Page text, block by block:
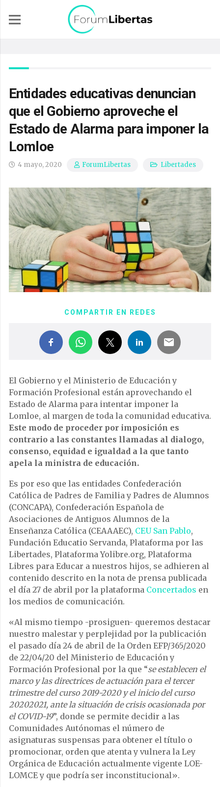
Entidades educativas denuncian
que el Gobierno aproveche el
Estado de Alarma para imponer la
Lomloe
4 mayo, 2020 ForumLibertas Libertades
COMPARTIR EN REDES
El Gobierno y el Ministerio de Educación y
Formación Profesional están aprovechando el
Estado de Alarma para intentar imponer la
Lomloe, al margen de toda la comunidad educativa.
Este modo de proceder por imposición es
contrario a las constantes llamadas al dialogo,
consenso, equidad e igualdad a la que tanto
apela la ministra de educación.
Es por eso que las entidades Confederación
Católica de Padres de Familia y Padres de Alumnos
(CONCAPA), Confederación Española de
Asociaciones de Antiguos Alumnos de la
Enseñanza Católica (CEAAAEC), CEU San Pablo,
Fundación Educatio Servanda, Plataforma por las
Libertades, Plataforma Yolibre.org, Plataforma
Libres para Educar a nuestros hijos, se adhieren al
contenido descrito en la nota de prensa publicada
el día 27 de abril por la plataforma Concertados en
los medios de comunicación.
«Al mismo tiempo -prosiguen- queremos destacar
nuestro malestar y perplejidad por la publicación
el pasado día 24 de abril de la Orden EFP/365/2020
de 22/04/20 del Ministerio de Educación y
Formación Profesional por la que “se establecen el
marco y las directrices de actuación para el tercer
trimestre del curso 2019-2020 y el inicio del curso
20202021, ante la situación de crisis ocasionada por
el COVID-19”, donde se permite decidir a las
Comunidades Autónomas el número de
asignaturas suspensas para obtener el título o
promocionar, orden que atenta y vulnera la Ley
Orgánica de Educación actualmente vigente LOE-
LOMCE y que podría ser inconstitucional».